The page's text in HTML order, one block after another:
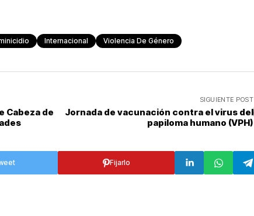
Internacional Violencia De Género
Cabeza de
SIGUIENTE POST
Jornada de vacunación contra el virus del
papiloma humano (VPH)
Fijarlo